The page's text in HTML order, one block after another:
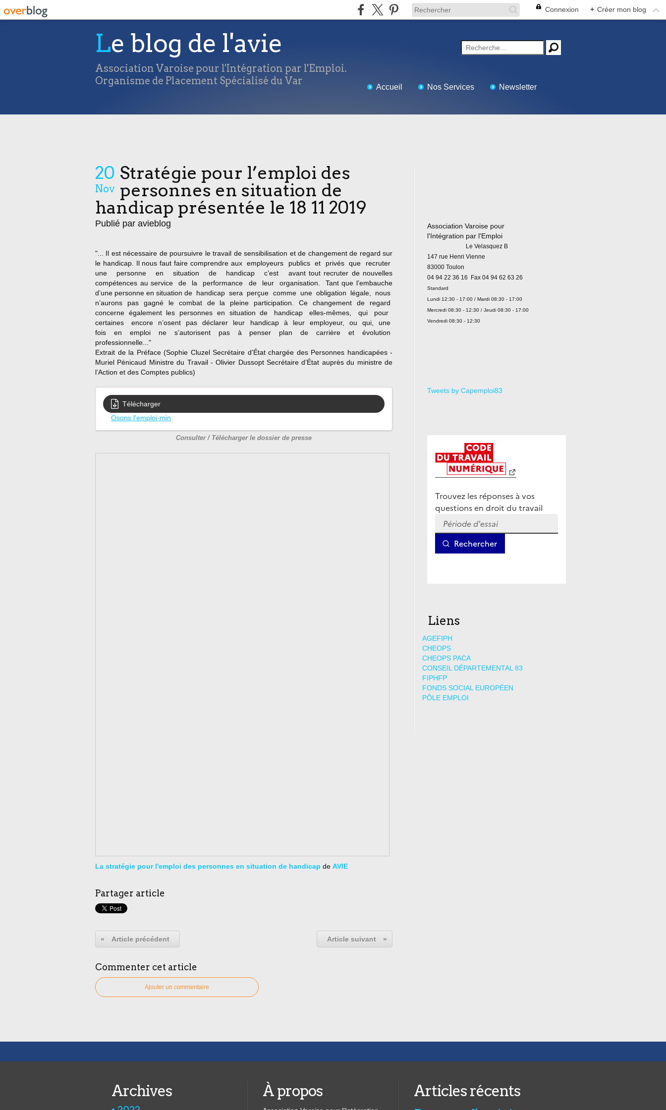
Connexion + Créer mon blog
Le blog de l'avie
Association Varoise pour l'Intégration par l'Emploi.
Organisme de Placement Spécialisé du Var
Accueil Nos Services Newsletter
20
Nov
Stratégie pour l’emploi des
personnes en situation de
handicap présentée le 18 11 2019
Publié par avieblog
"... Il est nécessaire de poursuivre le travail de sensibilisation et de changement de regard sur
le handicap. Il nous faut faire comprendre aux employeurs publics et privés que recruter
une personne en situation de handicap c’est avant tout recruter de nouvelles
compétences au service de la performance de leur organisation. Tant que l’embauche
d’une personne en situation de handicap sera perçue comme une obligation légale, nous
n’aurons pas gagné le combat de la pleine participation. Ce changement de regard
concerne également les personnes en situation de handicap elles-mêmes, qui pour
certaines encore n’osent pas déclarer leur handicap à leur employeur, ou qui, une
fois en emploi ne s’autorisent pas à penser plan de carrière et évolution
professionnelle..."
Extrait de la Préface (Sophie Cluzel Secrétaire d’État chargée des Personnes handicapées -
Muriel Pénicaud Ministre du Travail - Olivier Dussopt Secrétaire d’État auprès du ministre de
l’Action et des Comptes publics)
Télécharger
Osons l'emploi-min
Consulter / Télécharger le dossier de presse
La stratégie pour l'emploi des personnes en situation de handicap de AVIE
Partager article
« Article précédent Article suivant »
Commenter cet article
Ajouter un commentaire
Association Varoise pour
l'Intégration par l'Emploi
Le Velasquez B
147 rue Henri Vienne
83000 Toulon
04 94 22 36 16 Fax 04 94 62 63 26
Standard
Lundi 12:30 - 17:00 / Mardi 08:30 - 17:00
Mercredi 08:30 - 12:30 / Jeudi 08:30 - 17:00
Vendredi 08:30 - 12:30
Tweets by Capemploi83
Liens
AGEFIPH
CHEOPS
CHEOPS PACA
CONSEIL DÉPARTEMENTAL 83
FIPHFP
FONDS SOCIAL EUROPÉEN
PÔLE EMPLOI
Archives À propos Articles récents